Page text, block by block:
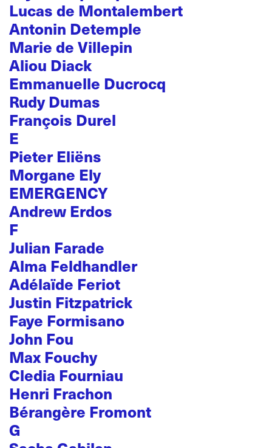
Lucas de Montalembert
Antonin Detemple
Marie de Villepin
Aliou Diack
Emmanuelle Ducrocq
Rudy Dumas
François Durel
E
Pieter Eliëns
Morgane Ely
EMERGENCY
Andrew Erdos
F
Julian Farade
Alma Feldhandler
Adélaïde Feriot
Justin Fitzpatrick
Faye Formisano
John Fou
Max Fouchy
Cledia Fourniau
Henri Frachon
Bérangère Fromont
G